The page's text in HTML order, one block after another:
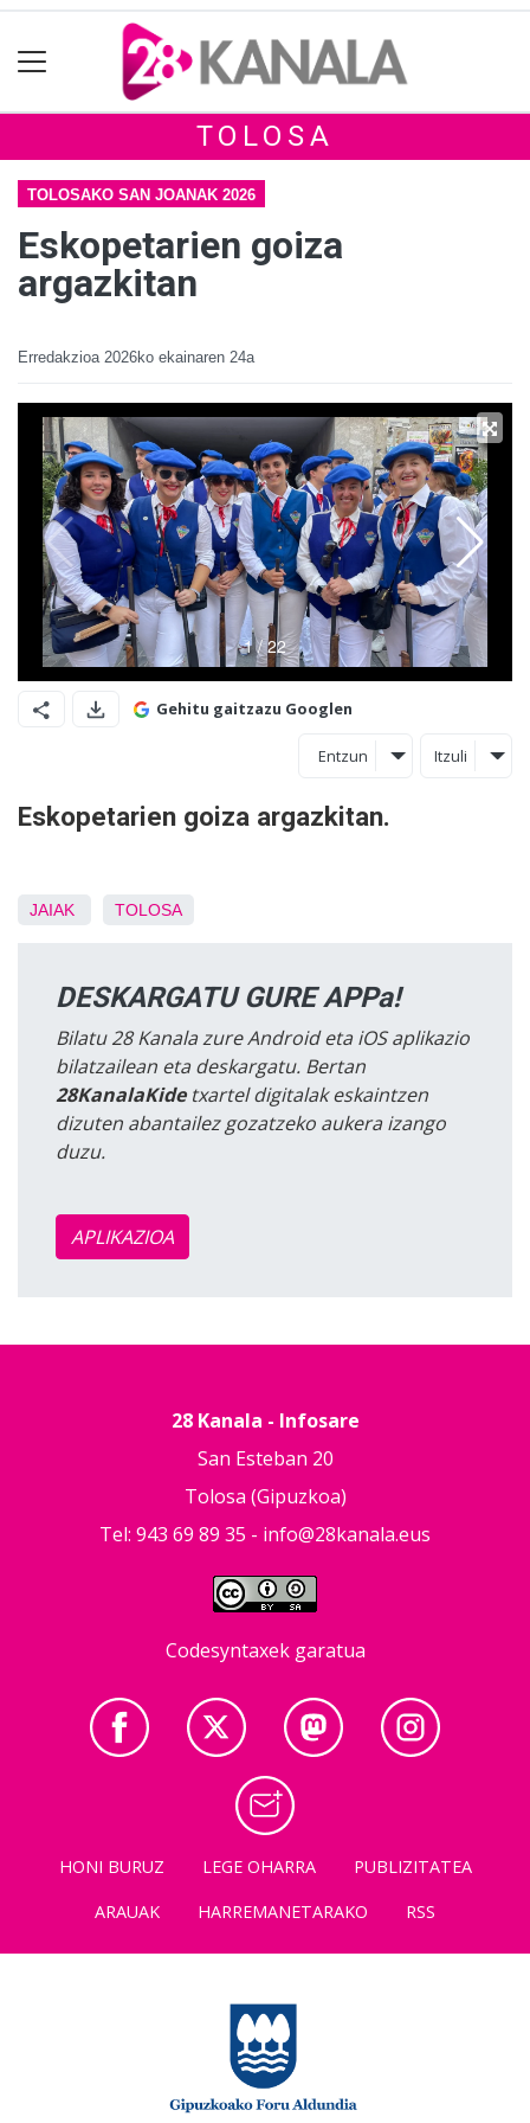
TOLOSA
TOLOSAKO SAN JOANAK 2026
Eskopetarien goiza
argazkitan
Erredakzioa 2026ko ekainaren 24a
Gehitu gaitzazu Googlen
Entzun Itzuli
Eskopetarien goiza argazkitan.
JAIAK TOLOSA
DESKARGATU GURE APPa!
Bilatu 28 Kanala zure Android eta iOS aplikazio
bilatzailean eta deskargatu. Bertan
28KanalaKidetxartel digitalak eskaintzen
dizuten abantailez gozatzeko aukera izango
duzu.
APLIKAZIOA
28 Kanala - Infosare
San Esteban 20
Tolosa (Gipuzkoa)
Tel: 943 69 89 35 - info@28kanala.eus
Codesyntaxek garatua
HONI BURUZ LEGE OHARRA
PUBLIZITATEA
ARAUAK
HARREMANETARAKO RSS